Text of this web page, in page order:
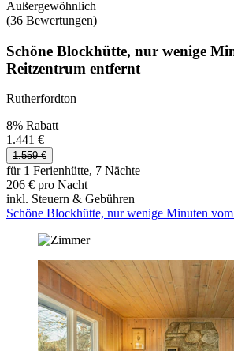
Außergewöhnlich
(36 Bewertungen)
Schöne Blockhütte, nur wenige
Reitzentrum entfernt
Rutherfordton
8% Rabatt
1.441 €
1.559 €
für 1 Ferienhütte, 7 Nächte
206 € pro Nacht
inkl. Steuern & Gebühren
Schöne Blockhütte, nur wenige Minuten